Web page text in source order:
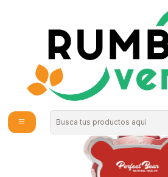
Envío gratis por compras sobre los 59.990
Perfect Bear - Cranberry, Vitamina C y